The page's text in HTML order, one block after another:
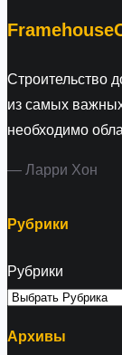
Строительство
из самых
необходимо
— Ларри Хон
Рубрики
Рубрики
Архивы